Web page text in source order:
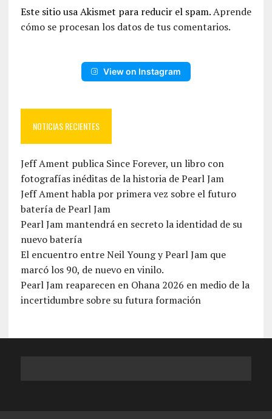
Este sitio usa Akismet para reducir el spam.Aprende
cómo se procesan los datos de tus comentarios.
View on Instagram
NOTICIAS RECIENTES
Jeff Ament publica Since Forever, un libro con
fotografías inéditas de la historia de Pearl Jam
Jeff Ament habla por primera vez sobre el futuro
batería de Pearl Jam
Pearl Jam mantendrá en secreto la identidad de su
nuevo batería
El encuentro entre Neil Young y Pearl Jam que
marcó los 90, de nuevo en vinilo.
Pearl Jam reaparecen en Ohana 2026 en medio de la
incertidumbre sobre su futura formación